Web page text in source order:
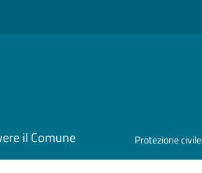
il Comune Protezione civile